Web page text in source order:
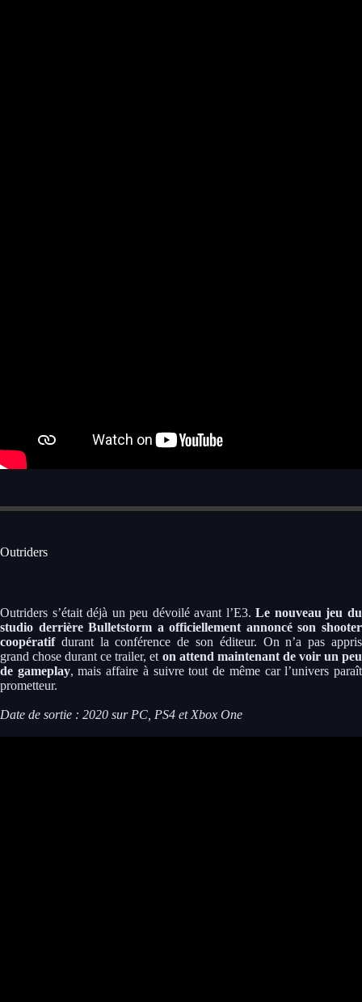
Outriders
Outriders s’était déjà un peu dévoilé avant l’E3.Le nouveau jeu du
studio derrière Bulletstorm a officiellement annoncé son shooter
coopératifdurant la conférence de son éditeur. On n’a pas appris
grand chose durant ce trailer, et on attend maintenant de voir un peu
de gameplay, mais affaire à suivre tout de même car l’univers paraît
prometteur.
Date de sortie : 2020 sur PC, PS4 et Xbox One